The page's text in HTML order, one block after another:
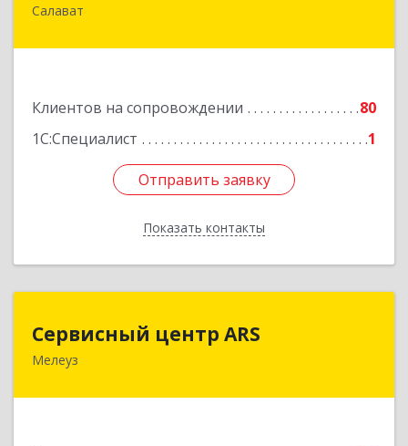
Салават
Клиентов на сопровождении
80
1С:Специалист
1
Отправить заявку
Показать контакты
Отправить заявку
Назад
Сервисный центр ARS
Мелеуз